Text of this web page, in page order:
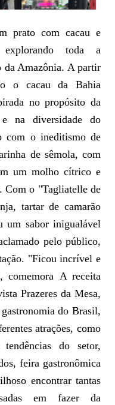
prato com cacau e
explorando toda a
da Amazônia. A partir
o cacau da Bahia
no propósito da
e na diversidade do
com o ineditismo de
de sêmola, com
um molho cítrico e
Com o "Tagliatelle de
tartar de camarão
um sabor inigualável
pelo público,
"Ficou incrível e
comemora A receita
Prazeres da Mesa,
do Brasil,
atrações, como
do setor,
feira gastronômica
encontrar tantas
em fazer da